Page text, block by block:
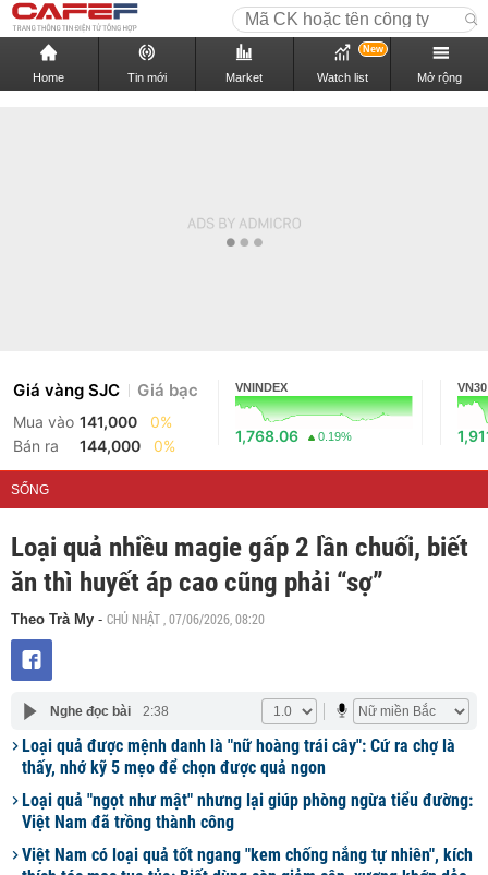
Home Tin mới Market Watch list
New
Mở rộng
Giá vàng SJC Giá bạc
Mua vào 141,000
0%
Bán ra
144,000 0%
VNINDEX
1,768.06 0.19%
VN30
SỐNG
Loại quả nhiều magie gấp 2 lần chuối, biết
ăn thì huyết áp cao cũng phải “sợ”
Theo Trà My - CHỦ NHẬT , 07/06/2026, 08:20
Nghe đọc bài 2:38
Loại quả được mệnh danh là "nữ hoàng trái cây": Cứ ra chợ là
thấy, nhớ kỹ 5 mẹo để chọn được quả ngon
Loại quả "ngọt như mật" nhưng lại giúp phòng ngừa tiểu đường:
Việt Nam đã trồng thành công
Việt Nam có loại quả tốt ngang "kem chống nắng tự nhiên", kích